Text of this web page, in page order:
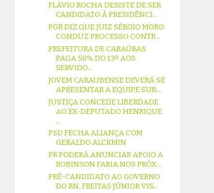
FLÁVIO ROCHA DESISTE DE SER
CANDIDATO À PRESIDÊNCI...
PGR DIZ QUE JUIZ SÉRGIO MORO
CONDUZ PROCESSO CONTR...
PREFEITURA DE CARAÚBAS
PAGA 50% DO 13º AOS
SERVIDO...
JOVEM CARAUBENSE DEVERÁ SE
APRESENTAR A EQUIPE SUB...
JUSTIÇA CONCEDE LIBERDADE
AO EX-DEPUTADO HENRIQUE
...
PSD FECHA ALIANÇA COM
GERALDO ALCKMIN
PR PODERÁ ANUNCIAR APOIO A
ROBINSON FARIA NOS PRÓX...
PRÉ-CANDIDATO AO GOVERNO
DO RN, FREITAS JÚNIOR VIS...